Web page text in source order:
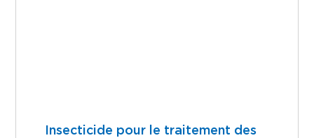
Insecticide pour le traitement des